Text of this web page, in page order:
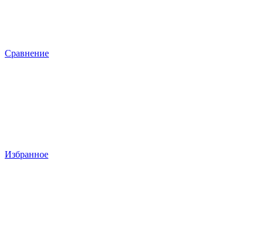
Сравнение
Избранное